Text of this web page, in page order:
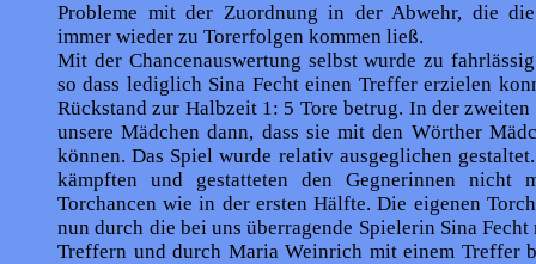
Probleme mit der Zuordnung in der Abwehr, die
immer wieder zu Torerfolgen kommen ließ.
Mit der Chancenauswertung selbst wurde zu
so dass lediglich Sina Fecht einen Treffer erzielen
Rückstand zur Halbzeit 1: 5 Tore betrug. In der
unsere Mäd­chen dann, dass sie mit den Wörther
können. Das Spiel wurde relativ ausgeglichen
kämpften und gestatteten den Gegnerinnen nicht
Torchancen wie in der ersten Hälfte. Die eigenen
nun durch die bei uns überragende Spielerin Sina
Treffern und durch Maria Weinrich mit einem Treffer